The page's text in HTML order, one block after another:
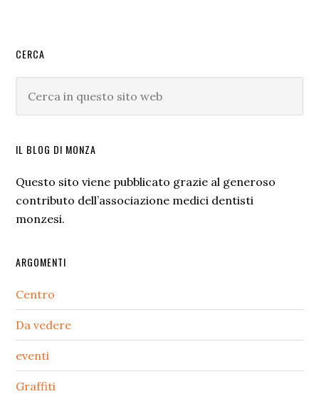
Barra
laterale
primaria
CERCA
IL BLOG DI MONZA
Questo sito viene pubblicato grazie al generoso
contributo dell’associazione medici dentisti
monzesi.
ARGOMENTI
Centro
Da vedere
eventi
Graffiti